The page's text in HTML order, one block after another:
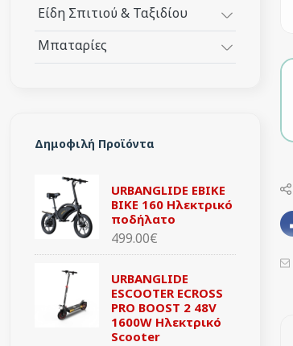
Είδη Σπιτιού & Ταξιδίου
Μπαταρίες
Δημοφιλή Προϊόντα
URBANGLIDE EBIKE
BIKE 160 Ηλεκτρικό
ποδήλατο
499.00€
URBANGLIDE
ESCOOTER ECROSS
PRO BOOST 2 48V
1600W Ηλεκτρικό
Scooter